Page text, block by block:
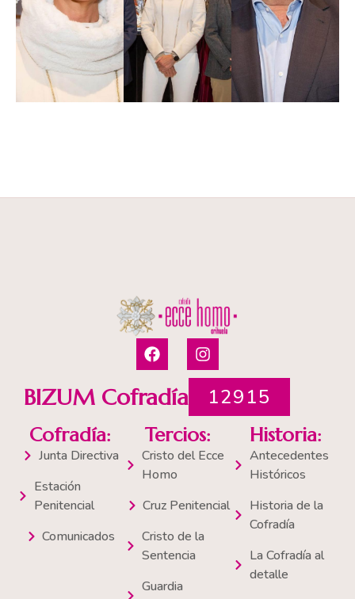
F
a
c
e
b
o
o
k
I
n
s
r
a
12915
BIZUM Cofradía
Cofradía:
Junta Directiva
Estación
Penitencial
Comunicados
Tercios:
Cristo del Ecce
Homo
Cruz Penitencial
Cristo de la
Sentencia
Guardia
Historia:
Antecedentes
Históricos
Historia de la
Cofradía
La Cofradía al
detalle